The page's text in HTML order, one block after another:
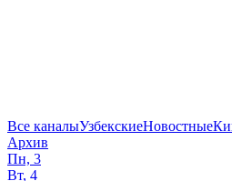
Все каналыУзбекскиеНовостные
Архив
Пн, 3
Вт, 4